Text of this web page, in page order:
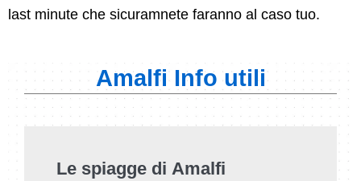
last minute che sicuramnete faranno al caso tuo.
Amalfi Info utili
Le spiagge di Amalfi